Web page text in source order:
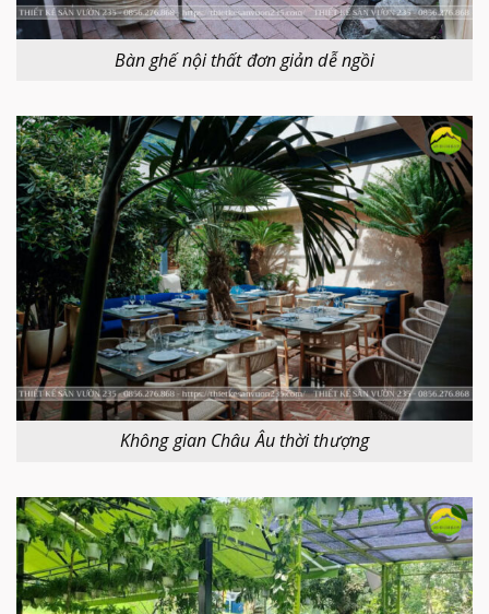
Bàn ghế nội thất đơn giản dễ ngồi
Không gian Châu Âu thời thượng